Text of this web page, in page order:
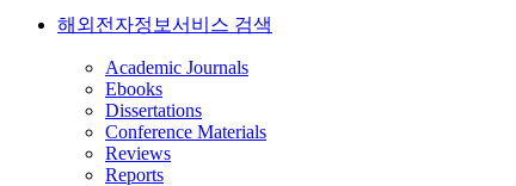
해외전자정보서비스 검색
Academic Journals
Ebooks
Dissertations
Conference Materials
Reviews
Reports